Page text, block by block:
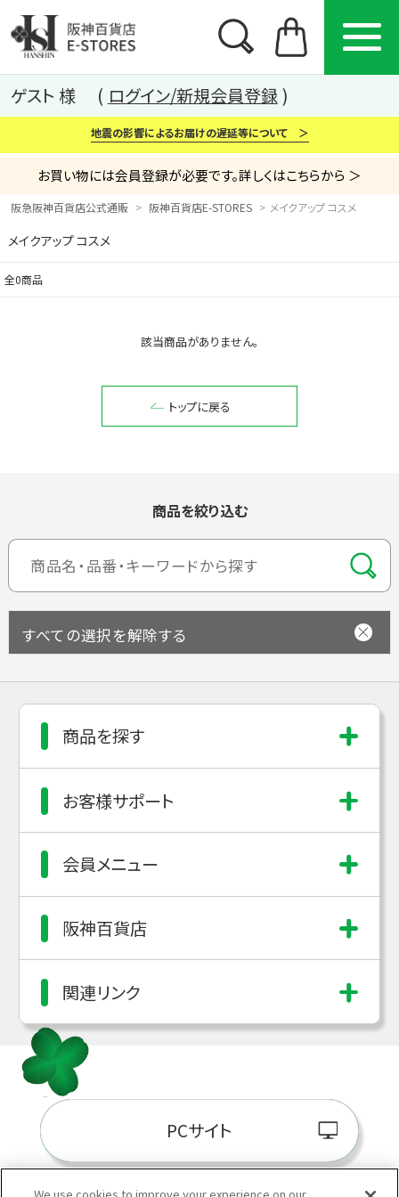
カテゴリー
閉じる
ゲスト 様 ログイン/新規会員登録
地震の影響によるお届けの遅延等について ＞
お買い物には会員登録が必要です。詳しくはこちらから ＞
阪急阪神百貨店公式通販 阪神百貨店E-STORES メイクアップ コスメ
メイクアップ コスメ
全0商品
該当商品がありません。
トップに戻る
商品を絞り込む
すべての選択を解除する
商品を探す
お客様サポート
会員メニュー
阪神百貨店
関連リンク
PCサイト